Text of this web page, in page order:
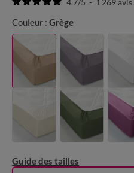
4.7/5 - 1 269avis
Couleur : Grège
Guide des tailles